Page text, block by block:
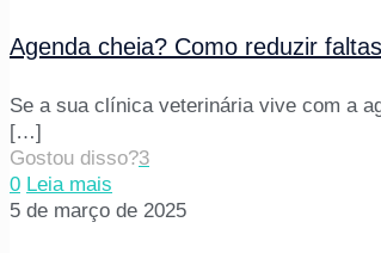
Agenda cheia? Como reduzir
Se a sua clínica veterinária vive com a
[…]
Gostou disso?3
0 Leia mais
5 de março de 2025